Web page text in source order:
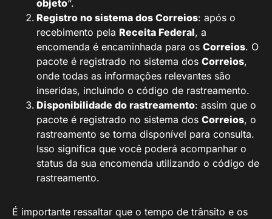
objeto“.
Registro no sistema dos Correios: após o
recebimento pela Receita Federal, a
encomenda é encaminhada para os Correios. O
pacote é registrado no sistema dos Correios,
onde todas as informações relevantes são
inseridas, incluindo o código de rastreamento.
Disponibilidade do rastreamento: assim que o
pacote é registrado no sistema dos Correios, o
rastreamento se torna disponível para consulta.
Isso significa que você poderá acompanhar o
status da sua encomenda utilizando o código de
rastreamento.
É importante ressaltar que o tempo de trânsito e os